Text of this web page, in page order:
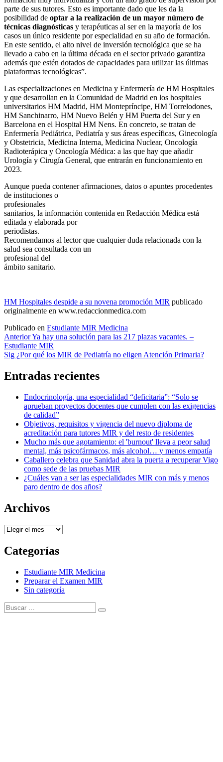
parte de sus tutores. Esto es importante dado que les da la
posibilidad de optar a la realización de un mayor número de
técnicas diagnósticas y terapéuticas al ser en la mayoría de los
casos un único residente por especialidad en su año de formación.
En este sentido, el alto nivel de inversión tecnológica que se ha
llevado a cabo en la última década en el sector privado garantiza
además que estén dotados de capacidades para utilizar las últimas
plataformas tecnológicas”.
Las especializaciones en Medicina y Enfermería de HM Hospitales
y que desarrollan en la Comunidad de Madrid en los hospitales
universitarios HM Madrid, HM Montepríncipe, HM Torrelodones,
HM Sanchinarro, HM Nuevo Belén y HM Puerta del Sur y en
Barcelona en el Hospital HM Nens. En concreto, se tratan de
Enfermería Pediátrica, Pediatría y sus áreas específicas, Ginecología
y Obstetricia, Medicina Interna, Medicina Nuclear, Oncología
Radioterápica y Oncología Médica: a las que hay que añadir
Urología y Cirugía General, que entrarán en funcionamiento en
2023.
Aunque pueda contener afirmaciones, datos o apuntes procedentes
de instituciones o
profesionales
sanitarios, la información contenida en Redacción Médica está
editada y elaborada por
periodistas.
Recomendamos al lector que cualquier duda relacionada con la
salud sea consultada con un
profesional del
ámbito sanitario.
HM Hospitales despide a su novena promoción MIR publicado
originalmente en www.redaccionmedica.com
Publicado en Estudiante MIR Medicina
Navegación
de
AnteriorYa hay una solución para las 217 plazas vacantes. –
Estudiante MIR
Sig ¿Por qué los MIR de Pediatría no eligen Atención Primaria?
Entradas recientes
Endocrinología, una especialidad “deficitaria”: “Solo se
aprueban proyectos docentes que cumplen con las exigencias
de calidad”
Objetivos, requisitos y vigencia del nuevo diploma de
acreditación para tutores MIR y del resto de residentes
Mucho más que agotamiento: el 'burnout' lleva a peor salud
mental, más psicofármacos, más alcohol… y menos empatía
Caballero celebra que Sanidad abra la puerta a recuperar Vigo
como sede de las pruebas MIR
¿Cuáles van a ser las especialidades MIR con más y menos
paro dentro de dos años?
Archivos
Archivos
Categorías
Estudiante MIR Medicina
Preparar el Examen MIR
Sin categoría
Buscar:
Buscar